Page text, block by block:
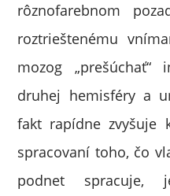
rôznofarebnom
roztrieštenému
mozog
druhej hemisféry a
fakt rapídne zvyšuje
spracovaní toho, čo
podnet spracuje,